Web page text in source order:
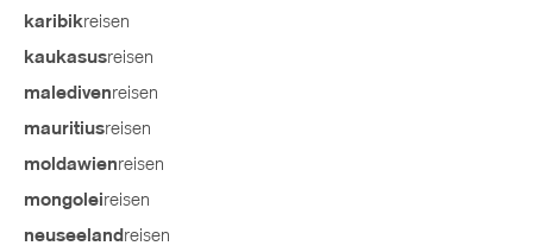
karibikreisen
kaukasusreisen
maledivenreisen
mauritiusreisen
moldawienreisen
mongoleireisen
neuseeland reisen